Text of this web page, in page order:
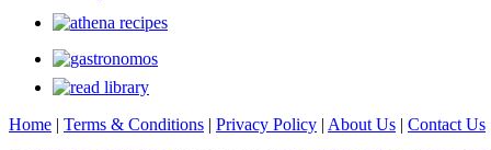
Home | Terms & Conditions | Privacy Policy | About Us | Contact Us